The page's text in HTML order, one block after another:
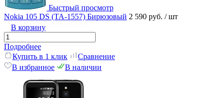
Быстрый просмотр
Nokia 105 DS (TA-1557) Бирюзовый 2 590 руб. / шт
В корзину
Подробнее
Купить в 1 клик
Сравнение
В избранное
В наличии